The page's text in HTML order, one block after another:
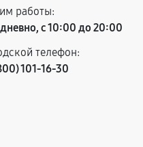
на сами комплектующие
стороне производителя или
ответственности не несет.
работы:
с 10:00 до 20:00
телефон:
101-16-30